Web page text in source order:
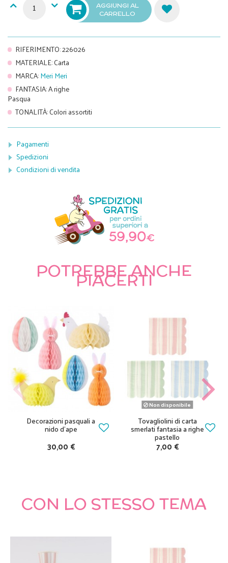
AGGIUNGI AL
CARRELLO
RIFERIMENTO:226026
MATERIALE:Carta
MARCA:Meri Meri
FANTASIA:A righe
Pasqua
TONALITÀ:Colori assortiti
Pagamenti
Spedizioni
Condizioni di vendita
POTREBBE ANCHE
PIACERTI
Decorazioni pasquali a
nido d’ape
30,00 €
Non disponibile
Tovagliolini di carta
smerlati fantasia a righe
pastello
7,00 €
CON LO STESSO TEMA